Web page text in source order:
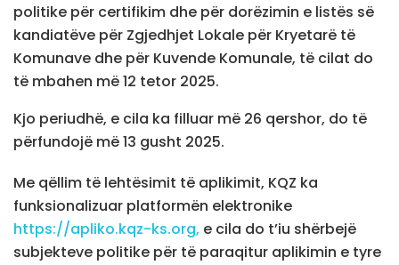
politike për certifikim dhe për dorëzimin e listës së
kandiatëve për Zgjedhjet Lokale për Kryetarë të
Komunave dhe për Kuvende Komunale, të cilat do
të mbahen më 12 tetor 2025.
Kjo periudhë, e cila ka filluar më 26 qershor, do të
përfundojë më 13 gusht 2025.
Me qëllim të lehtësimit të aplikimit, KQZ ka
funksionalizuar platformën elektronike
https://apliko.kqz-ks.org, e cila do t’iu shërbejë
subjekteve politike për të paraqitur aplikimin e tyre